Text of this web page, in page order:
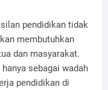
pendidikan tidak
membutuhkan
dan masyarakat.
sebagai wadah
pendidikan di